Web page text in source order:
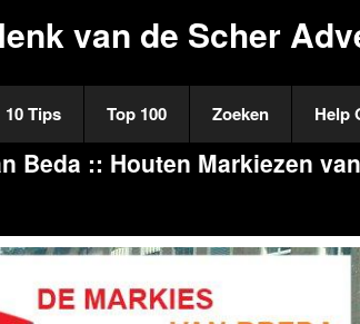
van de Scher
10 Tips Top 100 Zoeken Help
Beda :: Houten Markiezen